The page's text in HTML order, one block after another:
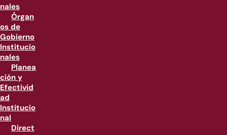
nales
Órgan
os de
Gobierno
Institucio
nales
Planea
ción y
Efectivid
ad
Institucio
nal
Direct